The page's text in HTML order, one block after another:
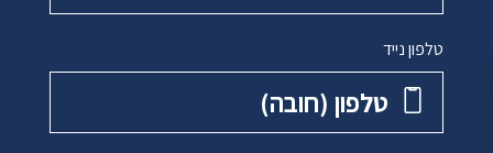
טלפון נייד
טלפון ‏(חובה)